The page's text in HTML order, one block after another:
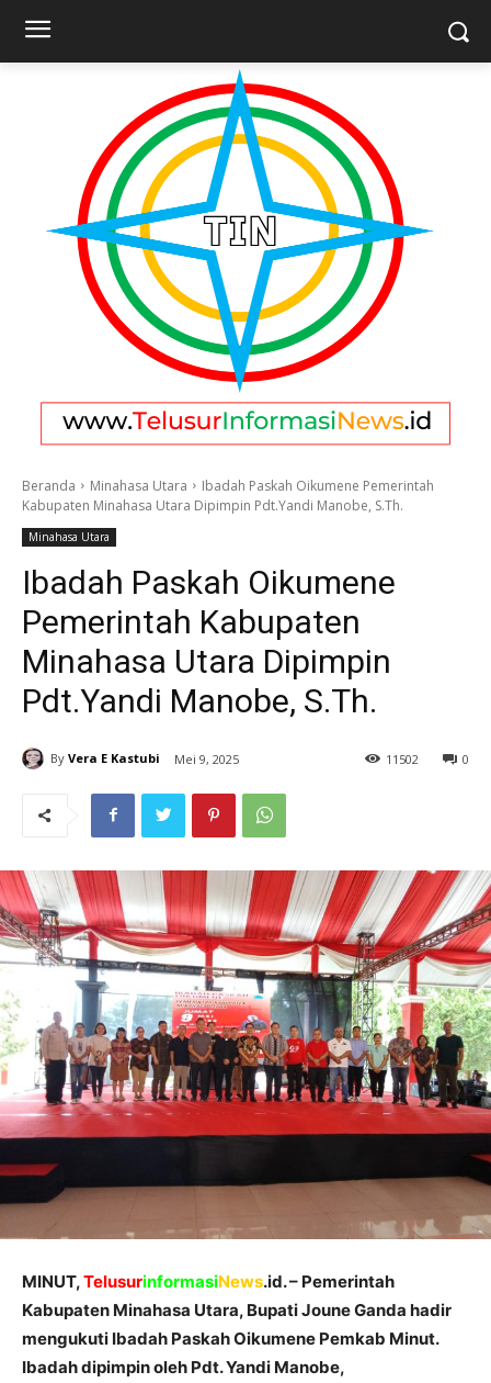
Beranda Minahasa Utara
Ibadah Paskah Oikumene Pemerintah
Kabupaten Minahasa Utara Dipimpin Pdt.Yandi Manobe, S.Th.
Minahasa Utara
Ibadah Paskah Oikumene
Pemerintah Kabupaten
Minahasa Utara Dipimpin
Pdt.Yandi Manobe, S.Th.
By Vera E Kastubi Mei 9, 2025 0
11 502
MINUT,TelusurinformasiNews.id. – Pemerintah
Kabupaten Minahasa Utara, Bupati Joune Ganda hadir
mengukuti Ibadah Paskah Oikumene Pemkab Minut.
Ibadah dipimpin oleh Pdt. Yandi Manobe,